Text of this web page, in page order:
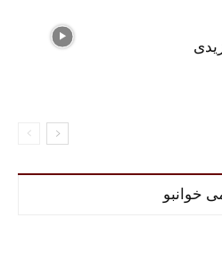
خوانبو